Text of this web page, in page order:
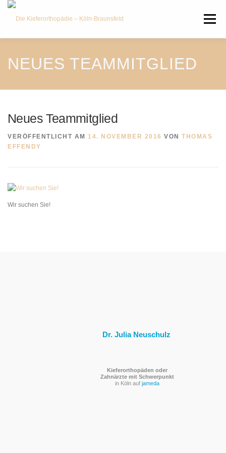
Zum
Menü
HOME ÜBER UNS JOBS
KONTAKT RECHTLICHES
NEUES TEAMMITGLIED
Neues Teammitglied
VERÖFFENTLICHT AM 14. NOVEMBER 2016 VON THOMAS
EFFENDY
Wir suchen Sie!
Dr. Julia Neuschulz
Kieferorthopäden oder
Zahnärzte mit Schwerpunkt
in Köln auf jameda